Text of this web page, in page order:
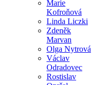
Marie
Kofroňová
Linda Liczki
Zdeněk
Marvan
Olga Nytrová
Václav
Odradovec
Rostislav